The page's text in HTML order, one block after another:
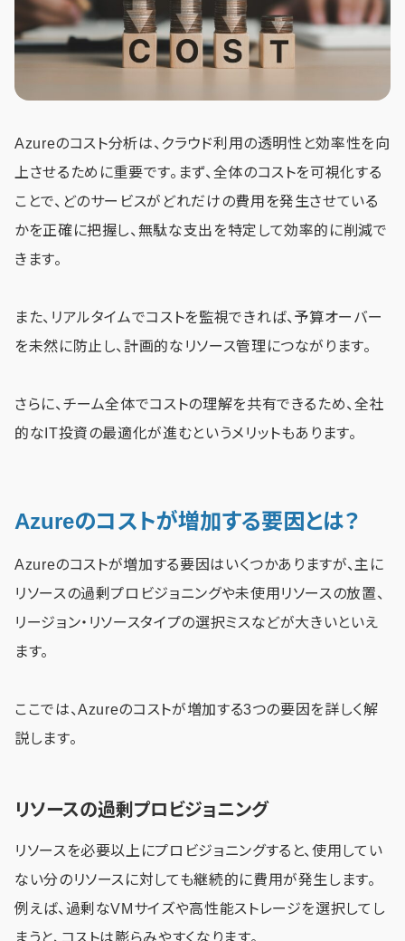
Azureのコスト分析は、クラウド利用の透明性と効率性を向
上させるために重要です。まず、全体のコストを可視化する
ことで、どのサービスがどれだけの費用を発生させている
かを正確に把握し、無駄な支出を特定して効率的に削減で
きます。
また、リアルタイムでコストを監視できれば、予算オーバー
を未然に防止し、計画的なリソース管理につながります。
さらに、チーム全体でコストの理解を共有できるため、全社
的なIT投資の最適化が進むというメリットもあります。
Azureのコストが増加する要因とは？
Azureのコストが増加する要因はいくつかありますが、主に
リソースの過剰プロビジョニングや未使用リソースの放置、
リージョン・リソースタイプの選択ミスなどが大きいといえ
ます。
ここでは、Azureのコストが増加する3つの要因を詳しく解
説します。
リソースの過剰プロビジョニング
リソースを必要以上にプロビジョニングすると、使用してい
ない分のリソースに対しても継続的に費用が発生します。
例えば、過剰なVMサイズや高性能ストレージを選択してし
まうと、コストは膨らみやすくなります。